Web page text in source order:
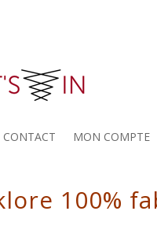
CONTACT MON COMPTE
100%